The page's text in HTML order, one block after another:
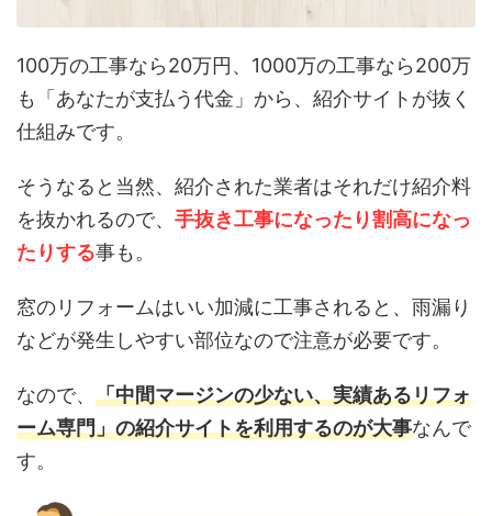
100万の工事なら20万円、1000万の工事なら200万
も「あなたが支払う代金」から、紹介サイトが抜く
仕組みです。
そうなると当然、紹介された業者はそれだけ紹介料
を抜かれるので、 手抜き工事になったり割高になっ
たりする事も。
窓のリフォームはいい加減に工事されると、雨漏り
などが発生しやすい部位なので注意が必要です。
なので、 「中間マージンの少ない、実績あるリフォ
ーム専門」の紹介サイトを利用するのが大事なんで
す。